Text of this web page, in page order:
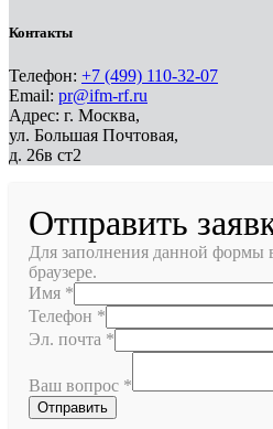
Контакты
Телефон: +7 (499) 110-32-07
Email: pr@ifm-rf.ru
Адрес: г. Москва,
ул. Большая Почтовая,
д. 26в ст2
Отправить
Для заполнения данной формы
браузере.
Имя *
Телефон *
Эл. почта *
Ваш вопрос *
Отправить